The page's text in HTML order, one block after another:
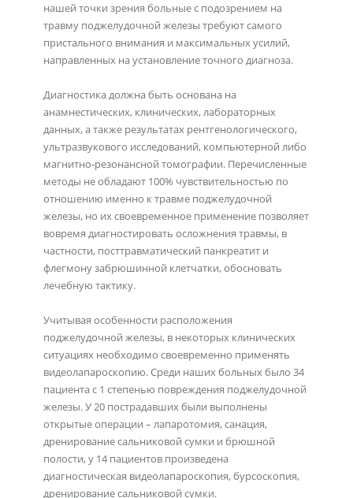
нашей точки зрения больные с подозрением на
травму поджелудочной железы требуют самого
пристального внимания и максимальных усилий,
направленных на установление точного диагноза.
Диагностика должна быть основана на
анамнестических, клинических, лабораторных
данных, а также результатах рентгенологического,
ультразвукового исследований, компьютерной либо
магнитно-резонансной томографии. Перечисленные
методы не обладают 100% чувствительностью по
отношению именно к травме поджелудочной
железы, но их своевременное применение позволяет
вовремя диагностировать осложнения травмы, в
частности, посттравматический панкреатит и
флегмону забрюшинной клетчатки, обосновать
лечебную тактику.
Учитывая особенности расположения
поджелудочной железы, в некоторых клинических
ситуациях необходимо своевременно применять
видеолапароскопию. Среди наших больных было 34
пациента с 1 степенью повреждения поджелудочной
железы. У 20 пострадавших были выполнены
открытые операции – лапаротомия, санация,
дренирование сальниковой сумки и брюшной
полости, у 14 пациентов произведена
диагностическая видеолапароскопия, бурсоскопия,
дренирование сальниковой сумки.